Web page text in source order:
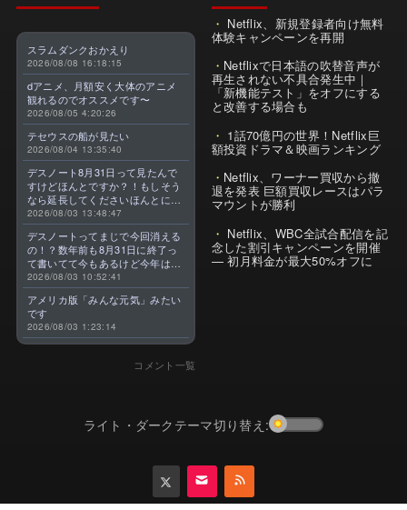
スラムダンクおかえり
2026/08/08 16:18:15
dアニメ、月額安く大体のアニメ
観れるのでオススメです〜
2026/08/05 4:20:26
テセウスの船が見たい
2026/08/04 13:35:40
デスノート8月31日って見たんで
すけどほんとですか？！もしそう
なら延長してくださいほんとに大
好きなんです😭
2026/08/03 13:48:47
デスノートってまじで今回消える
の！？数年前も8月31日に終了っ
て書いてて今もあるけど今年はま
じのやつ！？よくわからん！！で
きればなくならないでほしい！平
成アニメを振り返らせてくれっ
っ！！！！！！！
2026/08/03 10:52:41
アメリカ版「みんな元気」みたい
です
2026/08/03 1:23:14
コメント一覧
Netflix、新規登録者向け無料
体験キャンペーンを再開
Netflixで日本語の吹替音声が
再生されない不具合発生中｜
「新機能テスト」をオフにする
と改善する場合も
1話70億円の世界！Netflix巨
額投資ドラマ＆映画ランキング
Netflix、ワーナー買収から撤
退を発表 巨額買収レースはパラ
マウントが勝利
Netflix、WBC全試合配信を記
念した割引キャンペーンを開催
— 初月料金が最大50%オフに
ライト・ダークテーマ切り替え: